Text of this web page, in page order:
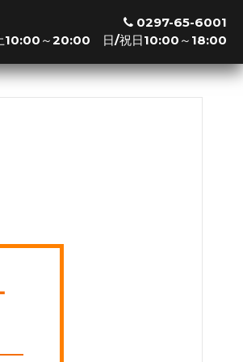
0297-65-6001
10:00～20:00 日/祝日10:00～18:00
は最終受付の30分前までお越し下さい
利用可能クレジットカード